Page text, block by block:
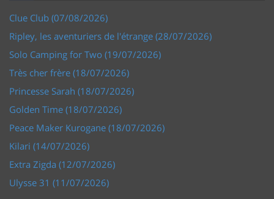
Clue Club (07/08/2026)
Ripley, les aventuriers de l'étrange (28/07/2026)
Solo Camping for Two (19/07/2026)
Très cher frère (18/07/2026)
Princesse Sarah (18/07/2026)
Golden Time (18/07/2026)
Peace Maker Kurogane (18/07/2026)
Kilari (14/07/2026)
Extra Zigda (12/07/2026)
Ulysse 31 (11/07/2026)